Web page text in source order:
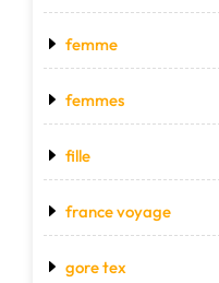
femme
femmes
fille
france voyage
gore tex